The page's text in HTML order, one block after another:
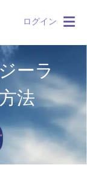
ログイン
ーラ
法